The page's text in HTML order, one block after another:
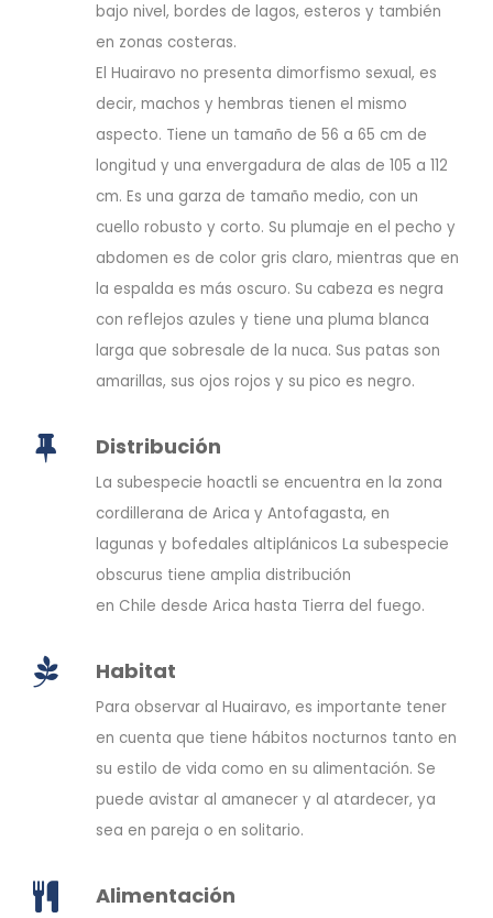
bajo nivel, bordes de lagos, esteros y también
en zonas costeras.
El Huairavo no presenta dimorfismo sexual, es
decir, machos y hembras tienen el mismo
aspecto. Tiene un tamaño de 56 a 65 cm de
longitud y una envergadura de alas de 105 a 112
cm. Es una garza de tamaño medio, con un
cuello robusto y corto. Su plumaje en el pecho y
abdomen es de color gris claro, mientras que en
la espalda es más oscuro. Su cabeza es negra
con reflejos azules y tiene una pluma blanca
larga que sobresale de la nuca. Sus patas son
amarillas, sus ojos rojos y su pico es negro.
Distribución
La subespecie hoactli se encuentra en la zona
cordillerana de Arica y Antofagasta, en
lagunas y bofedales altiplánicos La subespecie
obscurus tiene amplia distribución
en Chile desde Arica hasta Tierra del fuego.
Habitat
Para observar al Huairavo, es importante tener
en cuenta que tiene hábitos nocturnos tanto en
su estilo de vida como en su alimentación. Se
puede avistar al amanecer y al atardecer, ya
sea en pareja o en solitario.
Alimentación